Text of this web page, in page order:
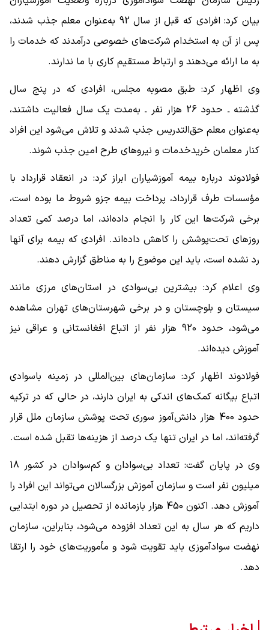
بیان کرد: افرادی که قبل از سال 92 به‌عنوان معلم جذب شدند،
پس از آن به استخدام شرکت‌های خصوصی درآمدند که خدمات را
به ما ارائه می‌دهند و ارتباط مستقیم کاری با ما ندارند.
وی اظهار کرد: طبق مصوبه مجلس، افرادی که در پنج سال
گذشته ـ حدود 26 هزار نفر ـ به‌مدت یک سال فعالیت داشتند،
به‌عنوان معلم حق‌التدریس جذب شدند و تلاش می‌شود این افراد
کنار معلمان خریدخدمات و نیروهای طرح امین جذب شوند.
فولادوند درباره بیمه آموزشیاران ابراز کرد: در انعقاد قرارداد با
مؤسسات طرف قرارداد، پرداخت بیمه جزو شروط ما بوده است،
برخی شرکت‌ها این کار را انجام داده‌اند، اما درصد کمی تعداد
روزهای تحت‌پوشش را کاهش داده‌اند. افرادی که بیمه برای آنها
رد نشده است، باید این موضوع را به مناطق گزارش دهند.
وی اعلام کرد: بیشترین بی‌سوادی در استان‌های مرزی مانند
سیستان و بلوچستان و در برخی شهرستان‌های تهران مشاهده
می‌شود، حدود 920 هزار نفر از اتباع افغانستانی و عراقی نیز
آموزش دیده‌اند.
فولادوند اظهار کرد: سازمان‌های بین‌المللی در زمینه باسوادی
اتباع بیگانه کمک‌های اندکی به ایران دارند، در حالی که در ترکیه
حدود 400 هزار دانش‌آموز سوری تحت پوشش سازمان ملل قرار
گرفته‌اند، اما در ایران تنها یک درصد از هزینه‌ها تقبل شده است.
وی در پایان گفت: تعداد بی‌سوادان و کم‌سوادان در کشور 18
میلیون نفر است و سازمان آموزش بزرگسالان می‌تواند این افراد را
آموزش دهد. اکنون 450 هزار بازمانده از تحصیل در دوره ابتدایی
داریم که هر سال به این تعداد افزوده می‌شود، بنابراین، سازمان
نهضت سوادآموزی باید تقویت شود و مأموریت‌های خود را ارتقا
دهد.